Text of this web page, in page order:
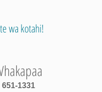
wa kotahi!
651-1331